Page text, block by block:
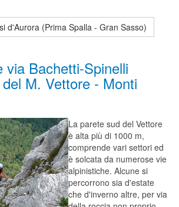
d'Aurora (Prima Spalla - Gran Sasso)
via Bachetti-Spinelli
M. Vettore - Monti
La parete sud del Vettore
è alta più di 1000 m,
comprende vari settori ed
è solcata da numerose vie
alpinistiche. Alcune si
percorrono sia d'estate
che d'inverno altre, per via